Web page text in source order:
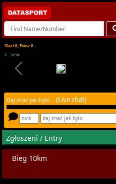
Start:0, Finisz:0
0
SL:1%
Daj znać jak było... (Live chat)
Zgłoszeni / Entry
Bieg 10km